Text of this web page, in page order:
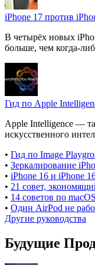
iPhone 17 против
В четырёх новых
больше, чем когда-
Гид по Apple
Apple Intelligence —
искусственного
• Гид по Image
• Зеркалирование
• iPhone 16 и iPhone
• 21 совет,
• 14 советов по
• Один AirPod не
Другие руководства
Будущие